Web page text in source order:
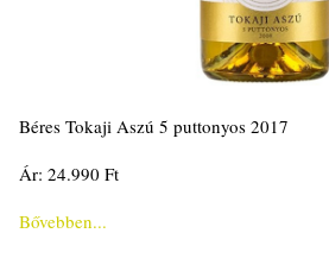
Béres Tokaji Aszú 5 puttonyos 2017
Ár: 24.990 Ft
Bővebben...